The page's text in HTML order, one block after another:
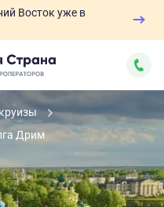
Восток уже в
Дрим